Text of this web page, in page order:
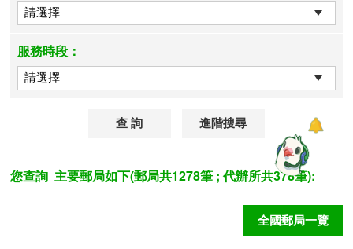
服務時段：
進階搜尋
您查詢 主要郵局如下(郵局共1278筆 ; 代辦所共378筆):
全國郵局一覽